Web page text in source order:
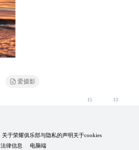
爱摄影
15 13
关于荣耀俱乐部与隐私的声明关于cookies
法律信息
电脑端